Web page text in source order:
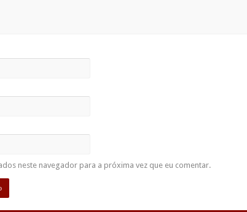
neste navegador para a próxima vez que eu comentar.